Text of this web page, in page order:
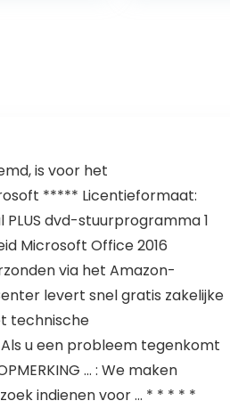
is voor het
***** Licentieformaat:
dvd-stuurprogramma 1
Microsoft Office 2016
via het Amazon-
levert snel gratis zakelijke
technische
u een probleem tegenkomt
… : We maken
indienen voor … * * * * *